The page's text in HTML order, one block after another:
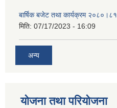
बार्षिक बजेट तथा कार्यक्रम २०८०।८१
मिति: 07/17/2023 - 16:09
अन्य
योजना तथा परियोजना